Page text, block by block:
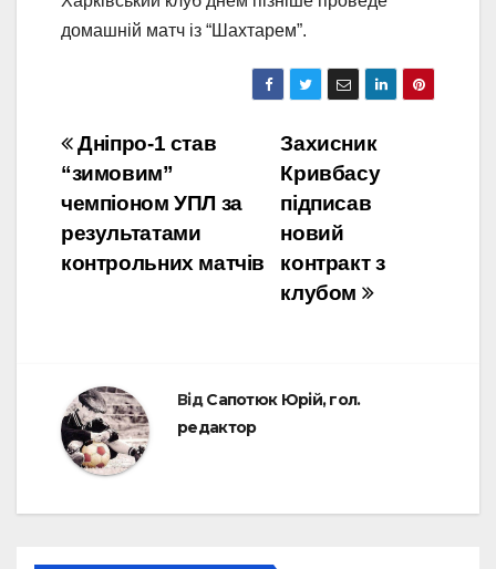
домашній матч із “Шахтарем”.
Навігація
записів
Захисник
Кривбасу
підписав
новий
контракт з
клубом
Дніпро-1 став
“зимовим”
чемпіоном УПЛ за
результатами
контрольних матчів
ВідСапотюк Юрій, гол.
редактор